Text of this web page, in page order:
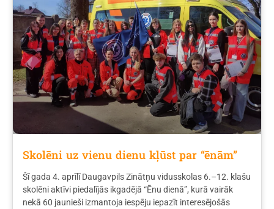
Skolēni uz vienu dienu kļūst par “ēnām”
Šī gada 4. aprīlī Daugavpils Zinātņu vidusskolas 6.–12. klašu
skolēni aktīvi piedalījās ikgadējā “Ēnu dienā”, kurā vairāk
nekā 60 jaunieši izmantoja iespēju iepazīt interesējošās